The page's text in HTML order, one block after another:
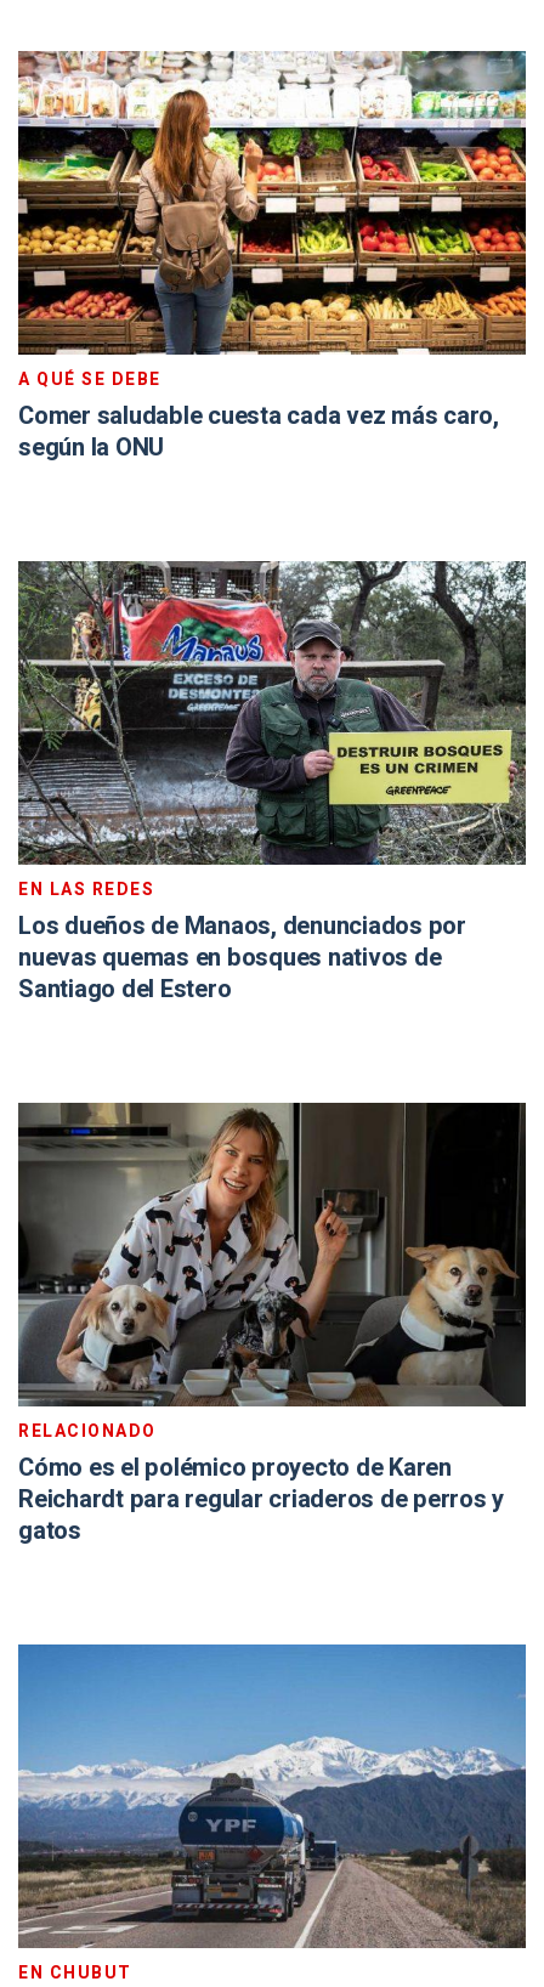
A QUÉ SE DEBE
Comer saludable cuesta cada vez más caro,
según la ONU
EN LAS REDES
Los dueños de Manaos, denunciados por
nuevas quemas en bosques nativos de
Santiago del Estero
RELACIONADO
Cómo es el polémico proyecto de Karen
Reichardt para regular criaderos de perros y
gatos
EN CHUBUT